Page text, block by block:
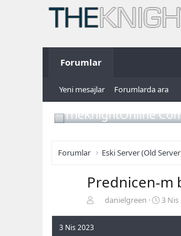
Forumlar
Yeni mesajlar Forumlarda ara
TheKnightOnline
Forumlar Eski Server (Old
Prednicen-m
danielgreen
B
3 Nis
3 Nis 2023